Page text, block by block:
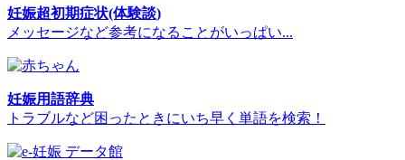
妊娠超初期症状(体験談)
メッセージなど参考になることがいっぱい...
妊娠用語辞典
トラブルなど困ったときにいち早く単語を検索！